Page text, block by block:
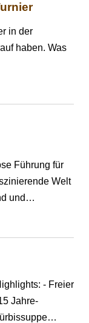
in der
haben. Was
Führung für
Welt
und …
- Freier
Jahre-
…